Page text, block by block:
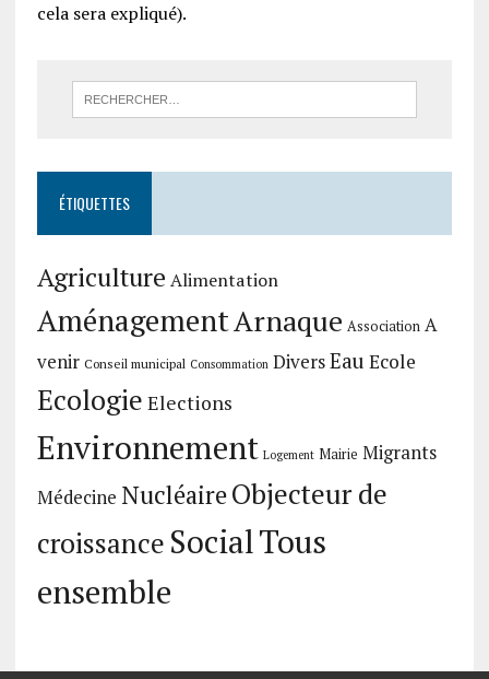
cela sera expliqué).
ÉTIQUETTES
Agriculture Alimentation
AménagementArnaque Association A
venir Conseil municipal Consommation DiversEau Ecole
Ecologie Elections
Environnement Logement Mairie Migrants
Médecine NucléaireObjecteur de
croissance SocialTous
ensemble